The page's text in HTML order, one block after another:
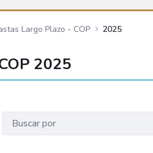
Largo Plazo - COP 2025
2025